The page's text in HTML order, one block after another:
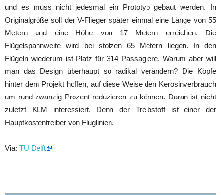
und es muss nicht jedesmal ein Prototyp gebaut werden. In
Originalgröße soll der V-Flieger später einmal eine Länge von 55
Metern und eine Höhe von 17 Metern erreichen. Die
Flügelspannweite wird bei stolzen 65 Metern liegen. In den
Flügeln wiederum ist Platz für 314 Passagiere. Warum aber will
man das Design überhaupt so radikal verändern? Die Köpfe
hinter dem Projekt hoffen, auf diese Weise den Kerosinverbrauch
um rund zwanzig Prozent reduzieren zu können. Daran ist nicht
zuletzt KLM interessiert. Denn der Treibstoff ist einer der
Hauptkostentreiber von Fluglinien.
Via: TU Delft